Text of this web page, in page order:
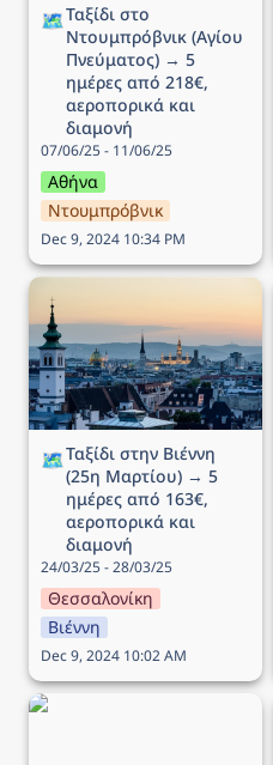
🗺️Ταξίδι στο
Ντουμπρόβνικ (Αγίου
Πνεύματος) → 5
ημέρες από 218€,
αεροπορικά και
διαμονή
07/06/25 - 11/06/25
Αθήνα
Ντουμπρόβνικ
Dec 9, 2024 10:34 PM
Ταξίδι στην Βιέννη (25η
Μαρτίου) → 5 ημέρες
από 163€, αεροπορικά
και διαμονή
🗺️Ταξίδι στην Βιέννη
(25η Μαρτίου) → 5
ημέρες από 163€,
αεροπορικά και
διαμονή
24/03/25 - 28/03/25
Θεσσαλονίκη
Βιέννη
Dec 9, 2024 10:02 AM
Ταξίδι στην Στοκχόλμη →